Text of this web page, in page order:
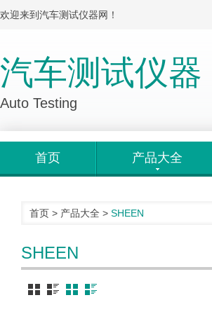
欢迎来到汽车测试仪器网！
汽车测试仪器
Auto Testing
首页 产品大全
首页 > 产品大全 > SHEEN
SHEEN